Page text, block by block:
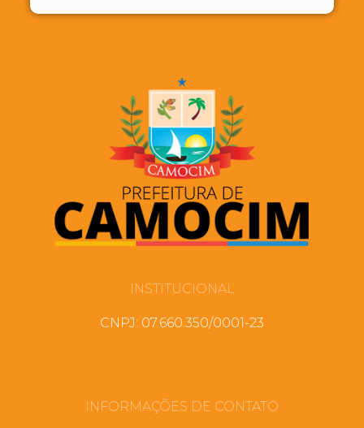
INSTITUCIONAL
CNPJ: 07.660.350/0001-23
INFORMAÇÕES DE CONTATO